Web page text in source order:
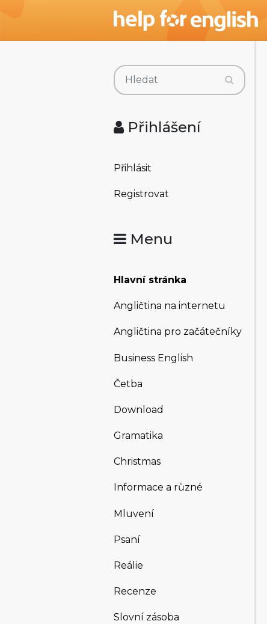
Přihlášení
Přihlásit
Registrovat
Menu
Hlavní stránka
Angličtina na internetu
Angličtina pro začátečníky
Business English
Četba
Download
Gramatika
Christmas
Informace a různé
Mluvení
Psaní
Reálie
Recenze
Slovní zásoba